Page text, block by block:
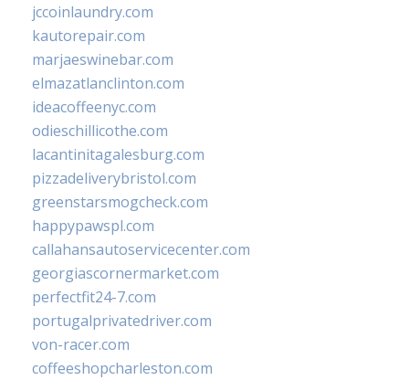
jccoinlaundry.com
kautorepair.com
marjaeswinebar.com
elmazatlanclinton.com
ideacoffeenyc.com
odieschillicothe.com
lacantinitagalesburg.com
pizzadeliverybristol.com
greenstarsmogcheck.com
happypawspl.com
callahansautoservicecenter.com
georgiascornermarket.com
perfectfit24-7.com
portugalprivatedriver.com
von-racer.com
coffeeshopcharleston.com